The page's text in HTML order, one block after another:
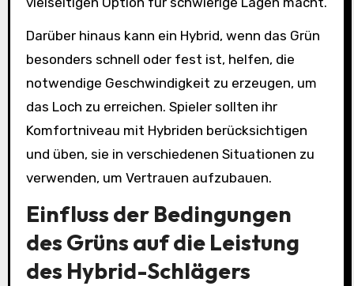
Darüber hinaus kann ein Hybrid, wenn das Grün
besonders schnell oder fest ist, helfen, die
notwendige Geschwindigkeit zu erzeugen, um
das Loch zu erreichen. Spieler sollten ihr
Komfortniveau mit Hybriden berücksichtigen
und üben, sie in verschiedenen Situationen zu
verwenden, um Vertrauen aufzubauen.
Einfluss der Bedingungen
des Grüns auf die Leistung
des Hybrid-Schlägers